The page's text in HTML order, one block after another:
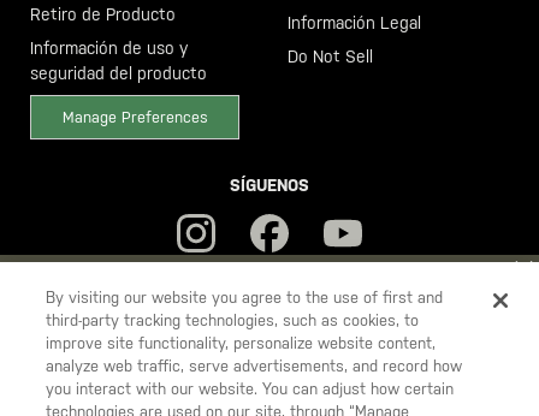
YOU ARE SHOPPING ON OURESPAÑA SITE. WOULD YOU LIKE
TO SHIP TO ANOTHER COUNTRY?
STAY ONESPAÑA
CHANGE COUNTRY
Retiro de Producto
Información de uso y
seguridad del producto
Manage Preferences
Información Legal
Do Not Sell
SÍGUENOS
5.11
Tactical
By visiting our website you agree to the use of first and
third-party tracking technologies, such as cookies, to
improve site functionality, personalize website content,
analyze web traffic, serve advertisements, and record how
you interact with our website. You can adjust how certain
technologies are used on our site, through “Manage